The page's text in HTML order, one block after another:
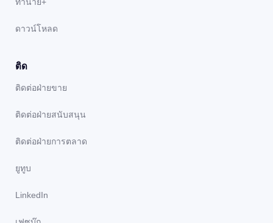
ดาวน์โหลด
ติด
ติดต่อฝ่ายขาย
ติดต่อฝ่ายสนับสนุน
ติดต่อฝ่ายการตลาด
ยูทูบ
LinkedIn